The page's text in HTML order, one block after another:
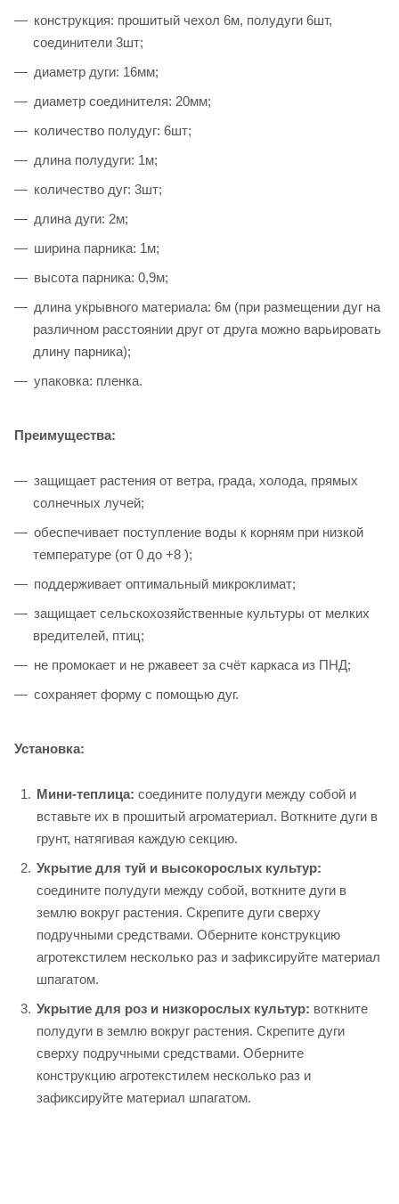
конструкция: прошитый чехол 6м, полудуги 6шт,
соединители 3шт;
диаметр дуги: 16мм;
диаметр соединителя: 20мм;
количество полудуг: 6шт;
длина полудуги: 1м;
количество дуг: 3шт;
длина дуги: 2м;
ширина парника: 1м;
высота парника: 0,9м;
длина укрывного материала: 6м (при размещении дуг на
различном расстоянии друг от друга можно варьировать
длину парника);
упаковка: пленка.
Преимущества:
защищает растения от ветра, града, холода, прямых
солнечных лучей;
обеспечивает поступление воды к корням при низкой
температуре (от 0 до +8 );
поддерживает оптимальный микроклимат;
защищает сельскохозяйственные культуры от мелких
вредителей, птиц;
не промокает и не ржавеет за счёт каркаса из ПНД;
сохраняет форму с помощью дуг.
Установка:
Мини-теплица: соедините полудуги между собой и
вставьте их в прошитый агроматериал. Воткните дуги в
грунт, натягивая каждую секцию.
Укрытие для туй и высокорослых культур:
соедините полудуги между собой, воткните дуги в
землю вокруг растения. Скрепите дуги сверху
подручными средствами. Оберните конструкцию
агротекстилем несколько раз и зафиксируйте материал
шпагатом.
Укрытие для роз и низкорослых культур: воткните
полудуги в землю вокруг растения. Скрепите дуги
сверху подручными средствами. Оберните
конструкцию агротекстилем несколько раз и
зафиксируйте материал шпагатом.